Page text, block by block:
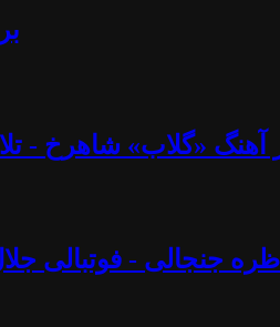
«گلاب» شاهرخ - تلاوت آیاتی از
جنجالی - فوتبالی